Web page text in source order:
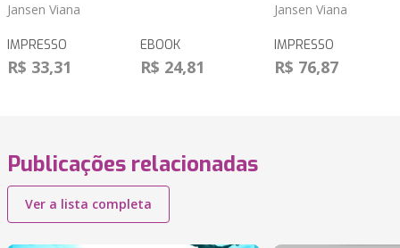
Jansen Viana
IMPRESSO
R$ 33,31
EBOOK
R$ 24,81
Jansen Viana
IMPRESSO
R$ 76,87
Publicações relacionadas
Ver a lista completa